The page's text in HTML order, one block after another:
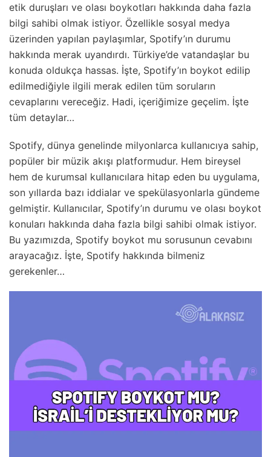
etik duruşları ve olası boykotları hakkında daha fazla
bilgi sahibi olmak istiyor. Özellikle sosyal medya
üzerinden yapılan paylaşımlar, Spotify’ın durumu
hakkında merak uyandırdı. Türkiye’de vatandaşlar bu
konuda oldukça hassas. İşte, Spotify’ın boykot edilip
edilmediğiyle ilgili merak edilen tüm soruların
cevaplarını vereceğiz. Hadi, içeriğimize geçelim. İşte
tüm detaylar…
Spotify, dünya genelinde milyonlarca kullanıcıya sahip,
popüler bir müzik akışı platformudur. Hem bireysel
hem de kurumsal kullanıcılara hitap eden bu uygulama,
son yıllarda bazı iddialar ve spekülasyonlarla gündeme
gelmiştir. Kullanıcılar, Spotify’ın durumu ve olası boykot
konuları hakkında daha fazla bilgi sahibi olmak istiyor.
Bu yazımızda, Spotify boykot mu sorusunun cevabını
arayacağız. İşte, Spotify hakkında bilmeniz
gerekenler…